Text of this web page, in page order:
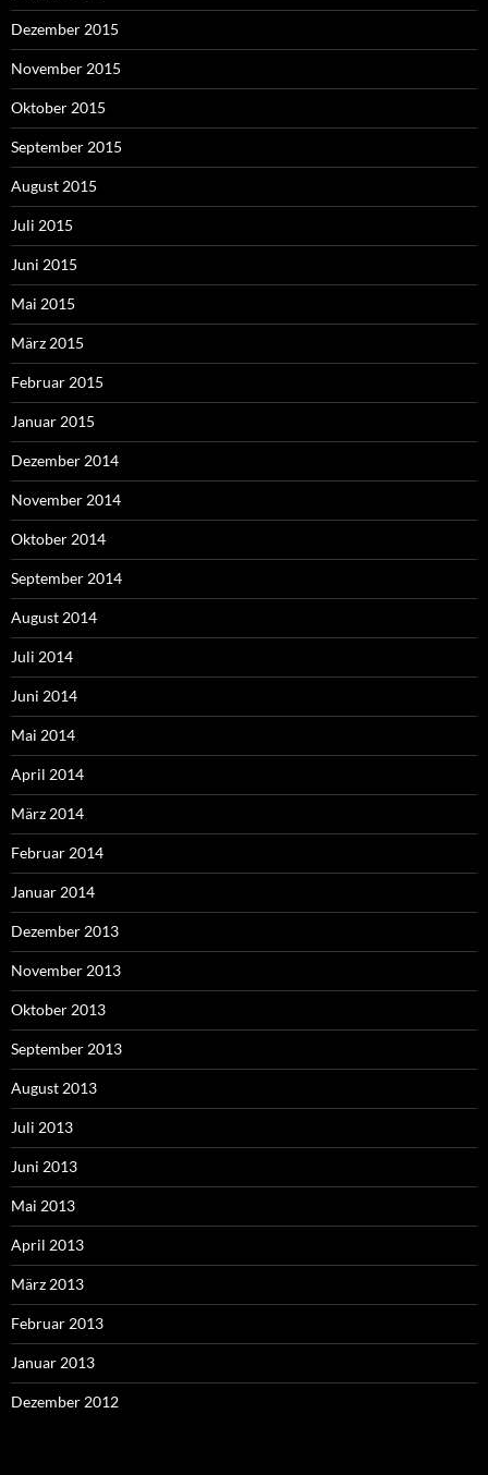
Dezember 2015
November 2015
Oktober 2015
September 2015
August 2015
Juli 2015
Juni 2015
Mai 2015
März 2015
Februar 2015
Januar 2015
Dezember 2014
November 2014
Oktober 2014
September 2014
August 2014
Juli 2014
Juni 2014
Mai 2014
April 2014
März 2014
Februar 2014
Januar 2014
Dezember 2013
November 2013
Oktober 2013
September 2013
August 2013
Juli 2013
Juni 2013
Mai 2013
April 2013
März 2013
Februar 2013
Januar 2013
Dezember 2012